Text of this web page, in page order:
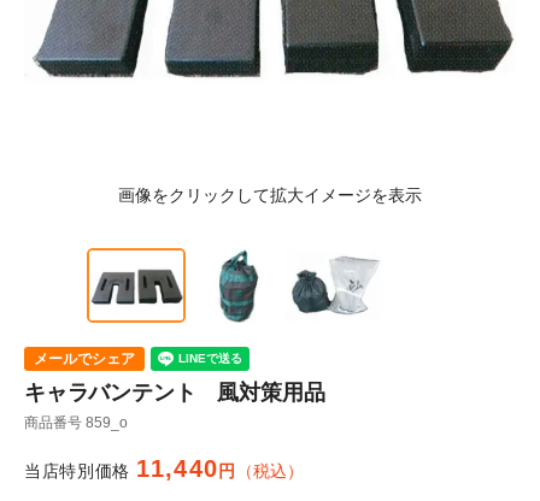
キャラバンテント 風対策用品
商品番号 859_o
当店特別価格 11,440 税込
メールでシェア